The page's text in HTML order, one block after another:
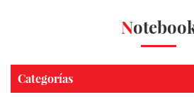
Categorías